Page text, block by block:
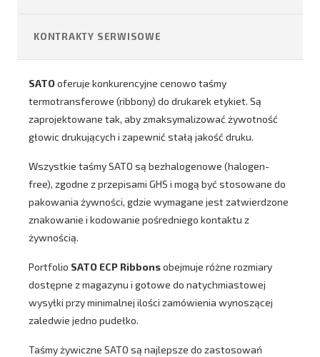
KONTRAKTY SERWISOWE
SATOoferuje konkurencyjne cenowo taśmy
termotransferowe (ribbony) do drukarek etykiet. Są
zaprojektowane tak, aby zmaksymalizować żywotność
głowic drukujących i zapewnić stałą jakość druku.
Wszystkie taśmy SATO są bezhalogenowe (halogen-
free), zgodne z przepisami GHS i mogą być stosowane do
pakowania żywności, gdzie wymagane jest zatwierdzone
znakowanie i kodowanie pośredniego kontaktu z
żywnością.
Portfolio SATO ECP Ribbonsobejmuje różne rozmiary
dostępne z magazynu i gotowe do natychmiastowej
wysyłki przy minimalnej ilości zamówienia wynoszącej
zaledwie jedno pudełko.
Taśmy żywiczne SATO są najlepsze do zastosowań